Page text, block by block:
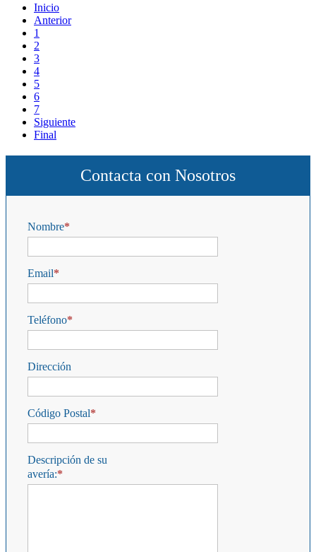
Inicio
Anterior
1
2
3
4
5
6
7
Siguiente
Final
Contacta con Nosotros
Nombre
Email
Teléfono
Dirección
Código Postal
Descripción de su
avería: